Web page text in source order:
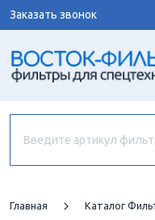
Заказать звонок
Главная Каталог